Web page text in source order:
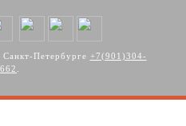
Петербурге +7(901)304-